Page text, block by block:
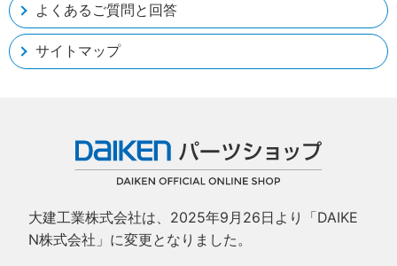
よくあるご質問と回答
サイトマップ
大建工業株式会社は、2025年9月26日より「DAIKE
N株式会社」に変更となりました。